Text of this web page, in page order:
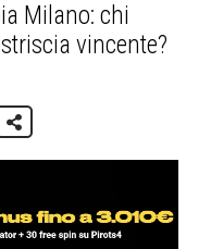
Milano: chi
vincente?